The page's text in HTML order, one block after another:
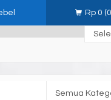
Rp 0 (0